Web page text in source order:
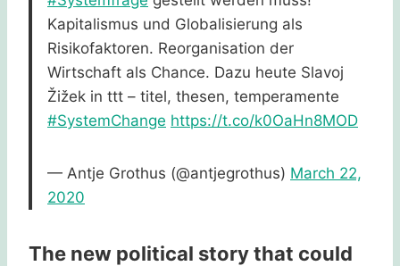
Kapitalismus und Globalisierung als
Risikofaktoren. Reorganisation der
Wirtschaft als Chance. Dazu heute Slavoj
Žižek in ttt – titel, thesen, temperamente
#SystemChange https://t.co/k0OaHn8MOD
— Antje Grothus (@antjegrothus) March 22,
2020
The new political story that could